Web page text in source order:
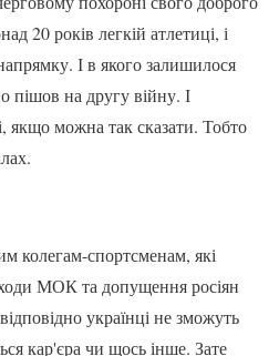
20 років легкій атлетиці, і
І в якого залишилося
пішов на другу війну. І
якщо можна так сказати. Тобто
колегам-спортсменам, які
МОК та допущення росіян
українці не зможуть
кар'єра чи щось інше. Зате